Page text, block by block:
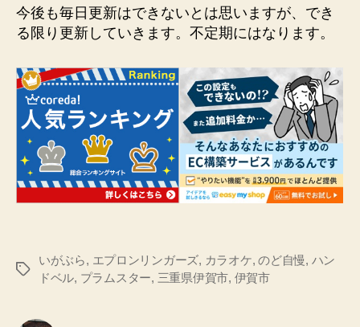
今後も毎日更新はできないとは思いますが、でき
る限り更新していきます。不定期にはなります。
タ
いがぶら, エプロンリンガーズ, カラオケ,のど自慢, ハン
ドベル, プラムスター, 三重県伊賀市, 伊賀市